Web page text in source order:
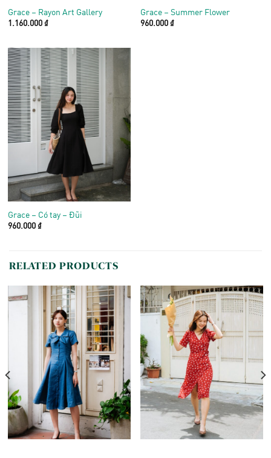
Grace – Rayon Art Gallery
1.160.000 ₫
Grace – Summer Flower
960.000 ₫
Grace – Có tay – Đũi
960.000 ₫
RELATED PRODUCTS